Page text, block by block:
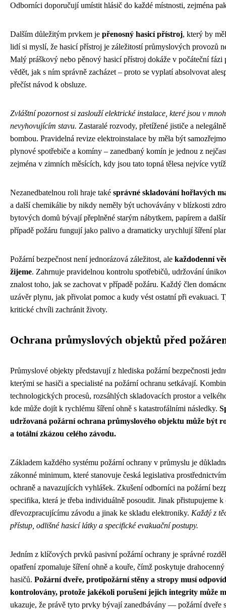
Odborníci doporučují umístit hlásič do každé místnosti, zejména
Dalším důležitým prvkem je přenosný hasicí přístroj, který by
lidí si myslí, že hasicí přístroj je záležitostí průmyslových provozů
Malý práškový nebo pěnový hasicí přístroj dokáže v počáteční
vědět, jak s ním správně zacházet – proto se vyplatí absolvovat
přečíst návod k obsluze.
Zvláštní pozornost si zaslouží elektrické instalace, které jsou v
nevyhovujícím stavu. Zastaralé rozvody, přetížené jističe a
bombou. Pravidelná revize elektroinstalace by měla být
plynové spotřebiče a komíny – zanedbaný komín je jednou z
zejména v zimních měsících, kdy jsou tato topná tělesa nejvíce
Nezanedbatelnou roli hraje také správné skladování hořlavých
a další chemikálie by nikdy neměly být uchovávány v blízkosti
bytových domů bývají přeplněné starým nábytkem, papírem a
případě požáru fungují jako palivo a dramaticky urychlují šíření
Požární bezpečnost není jednorázová záležitost, ale každodenní
žijeme. Zahrnuje pravidelnou kontrolu spotřebičů, udržování
znalost toho, jak se zachovat v případě požáru. Každý člen
uzávěr plynu, jak přivolat pomoc a kudy vést ostatní při evakuaci.
kritické chvíli zachránit životy.
Ochrana průmyslových objektů před
Průmyslové objekty představují z hlediska požární bezpečnosti
kterými se hasiči a specialisté na požární ochranu setkávají.
technologických procesů, rozsáhlých skladovacích prostor a
kde může dojít k rychlému šíření ohně s katastrofálními následky.
udržovaná požární ochrana průmyslového objektu může být
a totální zkázou celého závodu.
Základem každého systému požární ochrany v průmyslu je
zákonné minimum, které stanovuje česká legislativa
ochraně a navazujících vyhlášek. Zkušení odborníci na požární
specifika, která je třeba individuálně posoudit. Jinak přistupujeme
dřevozpracujícímu závodu a jinak ke skladu elektroniky. Každý z
přístup, odlišné hasicí látky a specifické evakuační postupy.
Jedním z klíčových prvků pasivní požární ochrany je správné
opatření zpomaluje šíření ohně a kouře, čímž poskytuje
hasičů. Požární dveře, protipožární stěny a stropy musí
kontrolovány, protože jakékoli porušení jejich integrity může
ukazuje, že právě tyto prvky bývají zanedbávány — požární dveře